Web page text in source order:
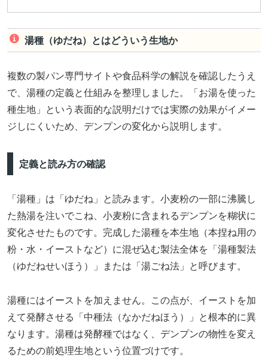
湯種（ゆだね）とはどういう生地か
複数の製パン専門サイトや食品科学の解説を確認したうえ
で、湯種の定義と仕組みを整理しました。「お湯を使った
種生地」という表面的な説明だけでは実際の効果がイメー
ジしにくいため、デンプンの変化から説明します。
定義と読み方の確認
「湯種」は「ゆだね」と読みます。小麦粉の一部に沸騰し
た熱湯を注いでこね、小麦粉に含まれるデンプンを糊状に
変化させたものです。完成した湯種を本生地（本捏ね用の
粉・水・イーストなど）に混ぜ込む製法全体を「湯種製法
（ゆだねせいほう）」または「湯ごね法」と呼びます。
湯種にはイーストを加えません。この点が、イーストを加
えて発酵させる「中種法（なかだねほう）」と根本的に異
なります。湯種は発酵種ではなく、デンプンの物性を変え
るための前処理生地という位置づけです。